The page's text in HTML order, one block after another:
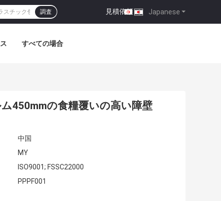
Japanese
見積依頼 |
調査
すべての場合
450mmの食糧覆いの高い障壁
中国
MY
ISO9001; FSSC22000
PPPF001